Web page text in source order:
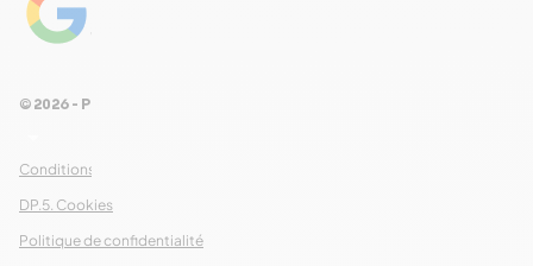
Conditions Générales de Ventes
DP.5. Cookies
Politique de confidentialité
© 2026 - Pour Les Gourmets